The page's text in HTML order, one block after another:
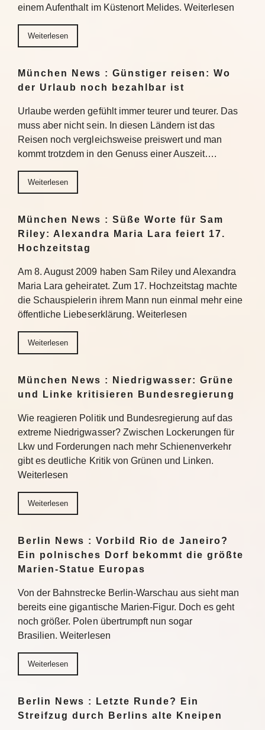
einem Aufenthalt im Küstenort Melides. Weiterlesen
Weiterlesen
München News : Günstiger reisen: Wo
der Urlaub noch bezahlbar ist
Urlaube werden gefühlt immer teurer und teurer. Das
muss aber nicht sein. In diesen Ländern ist das
Reisen noch vergleichsweise preiswert und man
kommt trotzdem in den Genuss einer Auszeit….
Weiterlesen
München News : Süße Worte für Sam
Riley: Alexandra Maria Lara feiert 17.
Hochzeitstag
Am 8. August 2009 haben Sam Riley und Alexandra
Maria Lara geheiratet. Zum 17. Hochzeitstag machte
die Schauspielerin ihrem Mann nun einmal mehr eine
öffentliche Liebeserklärung. Weiterlesen
Weiterlesen
München News : Niedrigwasser: Grüne
und Linke kritisieren Bundesregierung
Wie reagieren Politik und Bundesregierung auf das
extreme Niedrigwasser? Zwischen Lockerungen für
Lkw und Forderungen nach mehr Schienenverkehr
gibt es deutliche Kritik von Grünen und Linken.
Weiterlesen
Weiterlesen
Berlin News : Vorbild Rio de Janeiro?
Ein polnisches Dorf bekommt die größte
Marien-Statue Europas
Von der Bahnstrecke Berlin-Warschau aus sieht man
bereits eine gigantische Marien-Figur. Doch es geht
noch größer. Polen übertrumpft nun sogar
Brasilien. Weiterlesen
Weiterlesen
Berlin News : Letzte Runde? Ein
Streifzug durch Berlins alte Kneipen